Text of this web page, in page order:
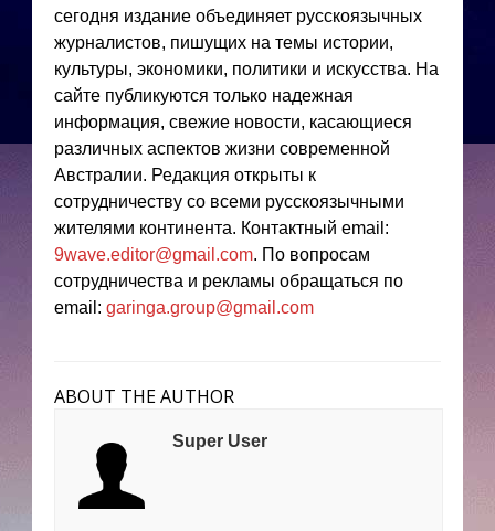
сегодня издание объединяет русскоязычных
журналистов, пишущих на темы истории,
культуры, экономики, политики и искусства. На
сайте публикуются только надежная
информация, свежие новости, касающиеся
различных аспектов жизни современной
Австралии. Редакция открыты к
сотрудничеству со всеми русскоязычными
жителями континента. Контактный email:
9wave.editor@gmail.com. По вопросам
сотрудничества и рекламы обращаться по
email: garinga.group@gmail.com
ABOUT THE AUTHOR
Super User